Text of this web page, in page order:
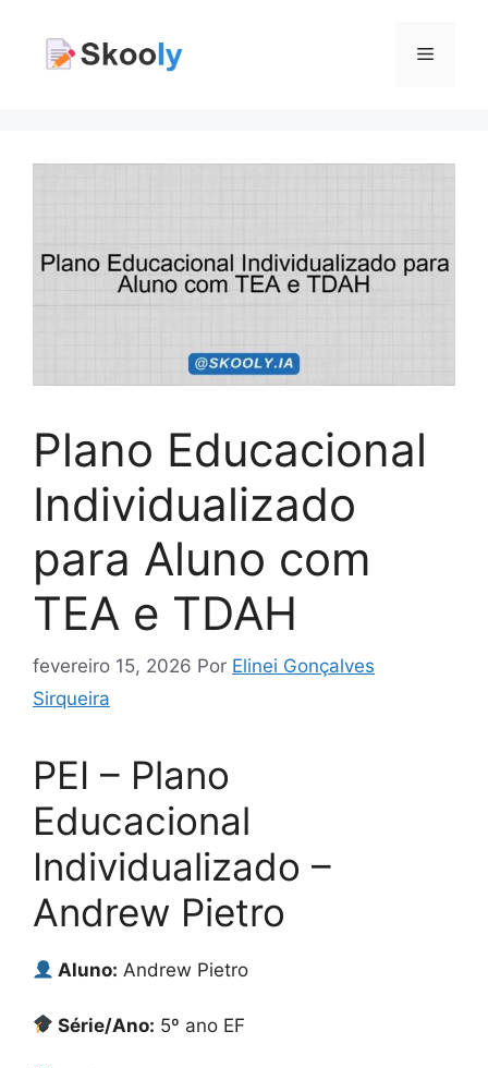
Menu
Plano Educacional
Individualizado
para Aluno com
TEA e TDAH
fevereiro 15, 2026 Por Elinei Gonçalves
Sirqueira
PEI – Plano
Educacional
Individualizado –
Andrew Pietro
Aluno: Andrew Pietro
Série/Ano: 5º ano EF